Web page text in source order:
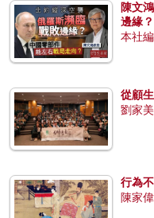
陳文
邊緣
本社
從顧
劉家美
行為
陳家偉